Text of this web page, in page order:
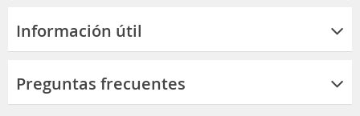
Información útil
Preguntas frecuentes